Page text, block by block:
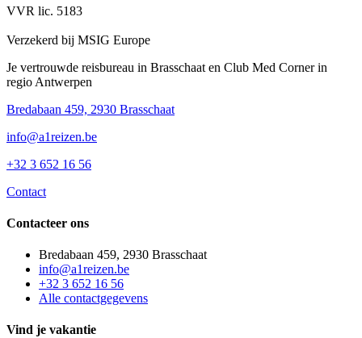
VVR lic. 5183
Verzekerd bij MSIG Europe
Je vertrouwde reisbureau in Brasschaat en Club Med Corner in
regio Antwerpen
Bredabaan 459, 2930 Brasschaat
info@a1reizen.be
+32 3 652 16 56
Contact
Contacteer ons
Bredabaan 459, 2930 Brasschaat
info@a1reizen.be
+32 3 652 16 56
Alle contactgegevens
Vind je vakantie